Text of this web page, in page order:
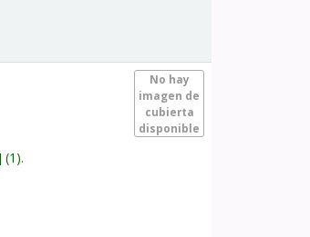
No hay
imagen de
cubierta
disponible
(1).